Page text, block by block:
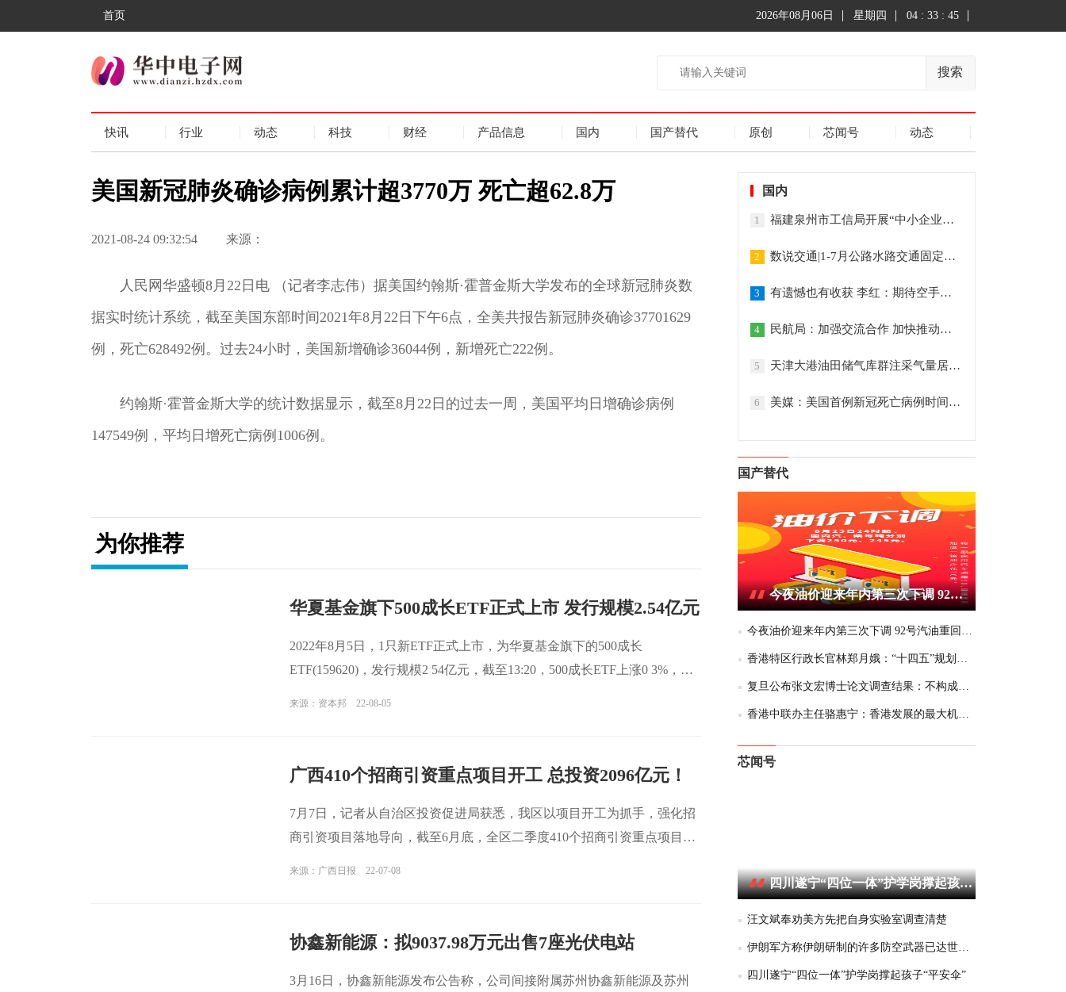
首页 2026年08月06日 星期四 04 : 33 : 45
搜索
快讯 行业 动态 科技 财经 产品信息 国内 国产替代 原创 芯闻号 动态
美国新冠肺炎确诊病例累计超3770万 死亡超62.8万
2021-08-24 09:32:54 来源：
人民网华盛顿8月22日电 （记者李志伟）据美国约翰斯·霍普金斯大学发布的全球新冠肺炎数
据实时统计系统，截至美国东部时间2021年8月22日下午6点，全美共报告新冠肺炎确诊37701629
例，死亡628492例。过去24小时，美国新增确诊36044例，新增死亡222例。
约翰斯·霍普金斯大学的统计数据显示，截至8月22日的过去一周，美国平均日增确诊病例
147549例，平均日增死亡病例1006例。
为你推荐
华夏基金旗下500成长ETF正式上市 发行规模2.54亿元
2022年8月5日，1只新ETF正式上市，为华夏基金旗下的500成长
ETF(159620)，发行规模2 54亿元，截至13:20，500成长ETF上涨0 3%，成
来源：资本邦 22-08-05
广西410个招商引资重点项目开工 总投资2096亿元！
7月7日，记者从自治区投资促进局获悉，我区以项目开工为抓手，强化招
商引资项目落地导向，截至6月底，全区二季度410个招商引资重点项目开
来源：广西日报 22-07-08
协鑫新能源：拟9037.98万元出售7座光伏电站
3月16日，协鑫新能源发布公告称，公司间接附属苏州协鑫新能源及苏州
国内
1 福建泉州市工信局开展“中小企业服务月”活动
2 数说交通|1-7月公路水路交通固定资产投资达14694亿元
3 有遗憾也有收获 李红：期待空手道重回奥运的那天
4 民航局：加强交流合作 加快推动全球民航恢复发展
5 天津大港油田储气库群注采气量居全国首位
6 美媒：美国首例新冠死亡病例时间提前
国产替代
今夜油价迎来年内第三次下调 92号汽油重回6元区间
今夜油价迎来年内第三次下调 92号汽油重回6元区间
香港特区行政长官林郑月娥：“十四五”规划为香港带来千载难逢的机遇
复旦公布张文宏博士论文调查结果：不构成学术不端或学术不当
香港中联办主任骆惠宁：香港发展的最大机遇在内地
芯闻号
四川遂宁“四位一体”护学岗撑起孩子“平安伞”
汪文斌奉劝美方先把自身实验室调查清楚
伊朗军方称伊朗研制的许多防空武器已达世界水平
四川遂宁“四位一体”护学岗撑起孩子“平安伞”